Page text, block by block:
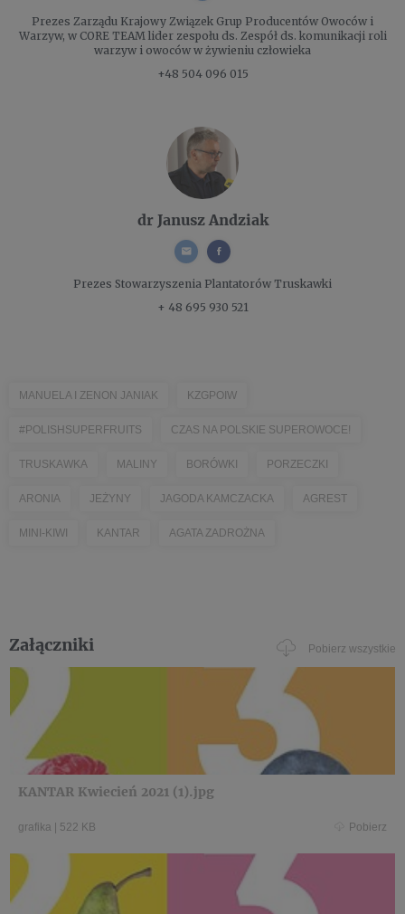
Prezes Zarządu Krajowy Związek Grup Producentów Owoców i
Warzyw, w CORE TEAM lider zespołu ds. Zespół ds. komunikacji roli
warzyw i owoców w żywieniu człowieka
+48 504 096 015
dr Janusz Andziak
Prezes Stowarzyszenia Plantatorów Truskawki
+ 48 695 930 521
MANUELA I ZENON JANIAK KZGPOIW
#POLISHSUPERFRUITS CZAS NA POLSKIE SUPEROWOCE!
TRUSKAWKA MALINY BORÓWKI PORZECZKI
ARONIA JEŻYNY JAGODA KAMCZACKA AGREST
MINI-KIWI KANTAR AGATA ZADROŻNA
Załączniki Pobierz wszystkie
KANTAR Kwiecień 2021 (1).jpg
grafika 522 KB Pobierz